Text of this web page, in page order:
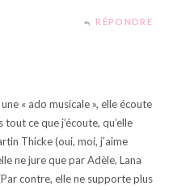
RÉPONDRE
« ado musicale », elle écoute
tout ce que j’écoute, qu’elle
Thicke (oui, moi, j’aime
ne jure que par Adèle, Lana
contre, elle ne supporte plus